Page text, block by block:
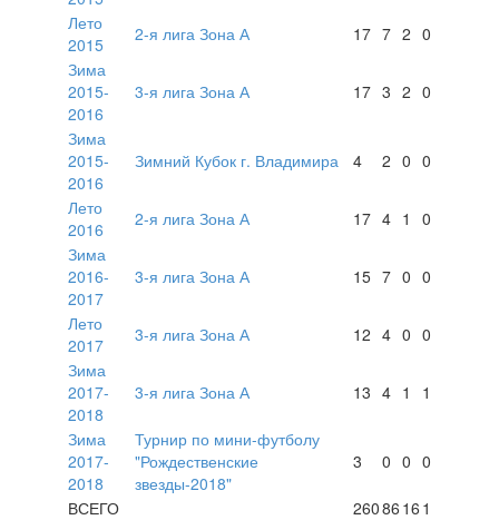
Лето
2015
2-я лига Зона А 17 7 2 0
Зима
2015-
2016
3-я лига Зона А 17 3 2 0
Зима
2015-
2016
Зимний Кубок г. Владимира 4 2 0 0
Лето
2016
2-я лига Зона А 17 4 1
0
Зима
2016-
2017
3-я лига Зона А 15 7 0 0
Лето
2017
3-я лига Зона А 12 4 0 0
Зима
2017-
2018
3-я лига Зона А 13 4 1 1
Зима
2017-
2018
Турнир по мини-футболу
"Рождественские
звезды-2018"
3 0 0 0
ВСЕГО 26086 16 1